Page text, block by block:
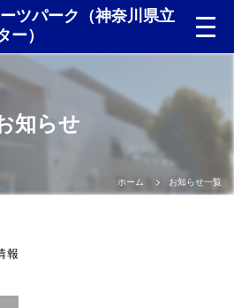
ツパーク（神奈川県立
ー）
知らせ
ホーム お知らせ一覧
報